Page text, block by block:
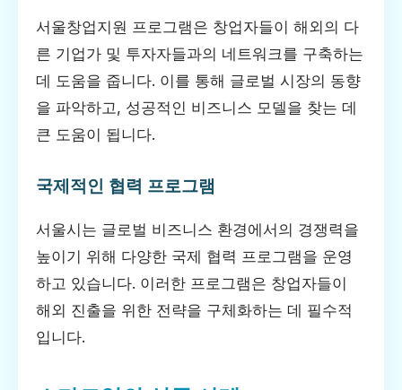
서울창업지원 프로그램은 창업자들이 해외의 다
른 기업가 및 투자자들과의 네트워크를 구축하는
데 도움을 줍니다. 이를 통해 글로벌 시장의 동향
을 파악하고, 성공적인 비즈니스 모델을 찾는 데
큰 도움이 됩니다.
국제적인 협력 프로그램
서울시는 글로벌 비즈니스 환경에서의 경쟁력을
높이기 위해 다양한 국제 협력 프로그램을 운영
하고 있습니다. 이러한 프로그램은 창업자들이
해외 진출을 위한 전략을 구체화하는 데 필수적
입니다.